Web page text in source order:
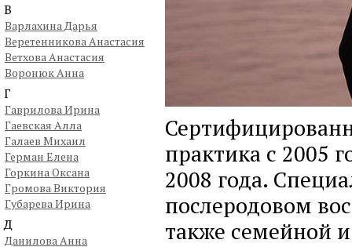
В
Варлахина Дарья
Веретенникова Анастасия
Ветхова Анастасия
Воронюк Анна
Г
Гаврилова Ирина
Гаевская Алла
Галаев Михаил
Герман Елена
Горкина Оксана
Громова Виктория
Губарева Ирина
Д
Данилова Анна
практика с 2005
2008 года.
послеродовом
также семейной